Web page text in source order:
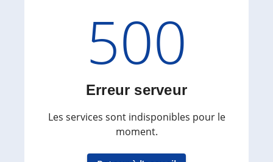
Code
500
Erreur serveur
Les services sont indisponibles pour le
moment.